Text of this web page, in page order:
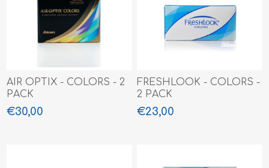
AIR OPTIX - COLORS - 2
PACK
€30,00
FRESHLOOK - COLORS -
2 PACK
€23,00